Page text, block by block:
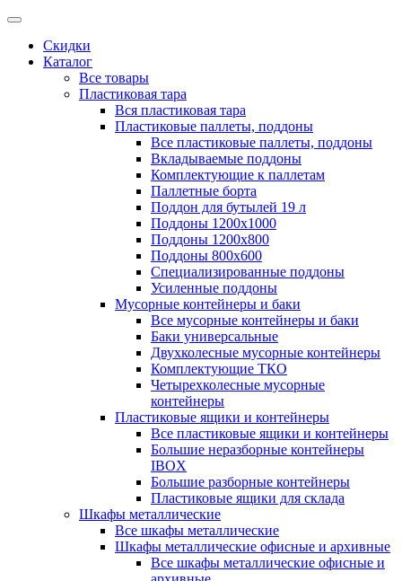
Скидки
Каталог
Все товары
Пластиковая тара
Вся пластиковая тара
Пластиковые паллеты, поддоны
Все пластиковые паллеты, поддоны
Вкладываемые поддоны
Комплектующие к паллетам
Паллетные борта
Поддон для бутылей 19 л
Поддоны 1200х1000
Поддоны 1200х800
Поддоны 800х600
Специализированные поддоны
Усиленные поддоны
Мусорные контейнеры и баки
Все мусорные контейнеры и баки
Баки универсальные
Двухколесные мусорные контейнеры
Комплектующие ТКО
Четырехколесные мусорные
контейнеры
Пластиковые ящики и контейнеры
Все пластиковые ящики и контейнеры
Большие неразборные контейнеры
IBOX
Большие разборные контейнеры
Пластиковые ящики для склада
Шкафы металлические
Все шкафы металлические
Шкафы металлические офисные и архивные
Все шкафы металлические офисные и